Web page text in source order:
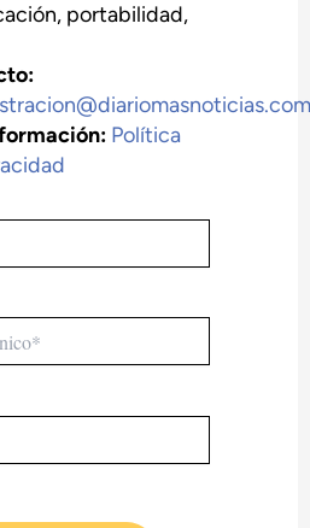
portabilidad,
Política